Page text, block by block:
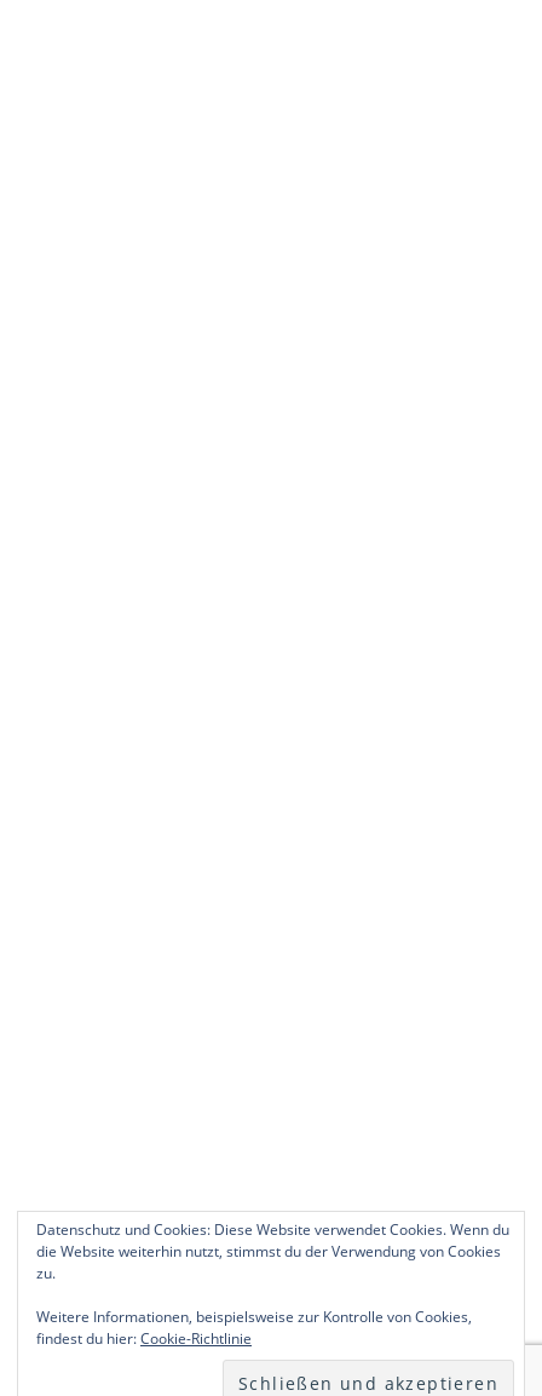
Datenschutz und Cookies: Diese Website verwendet Cookies. Wenn du
die Website weiterhin nutzt, stimmst du der Verwendung von Cookies
zu.
Weitere Informationen, beispielsweise zur Kontrolle von Cookies,
findest du hier:Cookie-Richtlinie